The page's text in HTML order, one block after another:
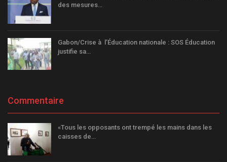
des mesures…
Gabon/Crise à l’Éducation nationale : SOS Éducation
justifie sa…
Commentaire
«Tous les opposants ont trempé les mains dans les
caisses de…